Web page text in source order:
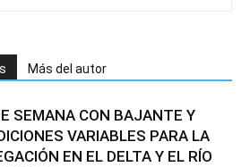
Más del autor
SEMANA CON BAJANTE Y
VARIABLES PARA LA
EN EL DELTA Y EL RÍO